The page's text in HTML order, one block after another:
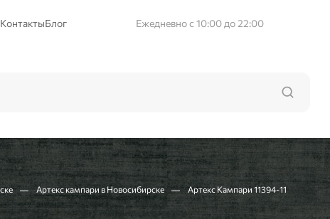
КонтактыБлог Ежедневно с 10:00 до 22:00
Артекс кампари в Новосибирске Артекс Кампари 11394-11